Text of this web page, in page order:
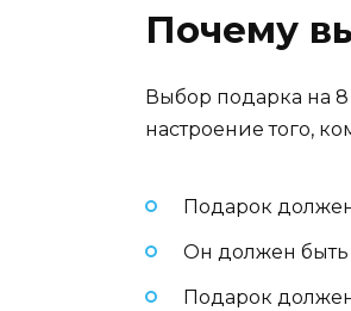
Почему
Выбор подарка на 8
настроение того,
Подарок
Он должен быть
Подарок